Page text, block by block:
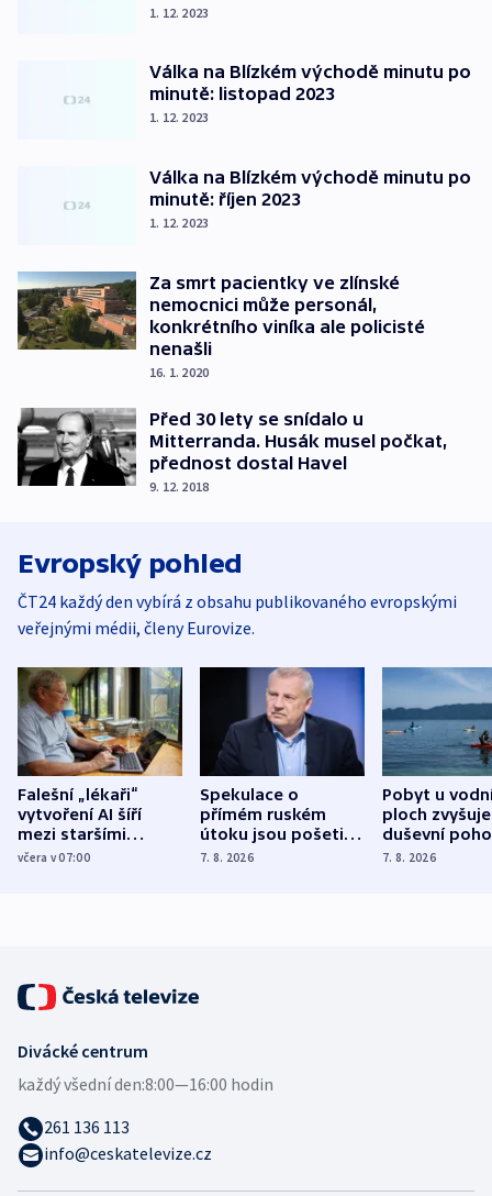
1. 12. 2023
Válka na Blízkém východě minutu po
minutě: listopad 2023
1. 12. 2023
Válka na Blízkém východě minutu po
minutě: říjen 2023
1. 12. 2023
Za smrt pacientky ve zlínské
nemocnici může personál,
konkrétního viníka ale policisté
nenašli
16. 1. 2020
Před 30 lety se snídalo u
Mitterranda. Husák musel počkat,
přednost dostal Havel
9. 12. 2018
Evropský pohled
ČT24 každý den vybírá z obsahu publikovaného evropskými
veřejnými médii, členy Eurovize.
Falešní „lékaři“
vytvoření AI šíří
mezi staršími
Poláky nebezpečné
včera v 07:00
Spekulace o
přímém ruském
útoku jsou pošetilé,
míní estonský
7. 8. 2026
Pobyt u
ploch zvyšuje
duševní
ukázala
7. 8. 2026
Divácké centrum
každý všední den:8:00—16:00 hodin
261 136 113
info@ceskatelevize.cz